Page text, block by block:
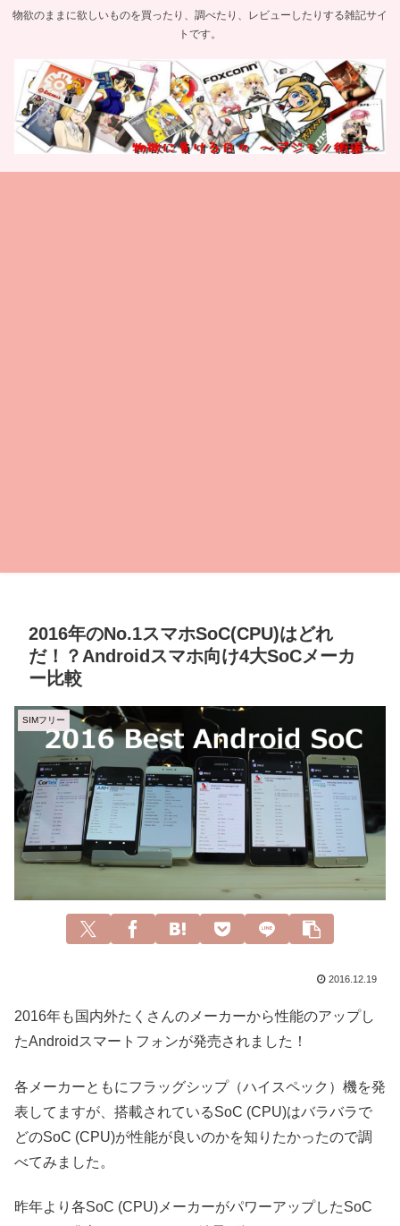
物欲のままに欲しいものを買ったり、調べたり、レビューしたりする雑記サイ
トです。
2016年のNo.1スマホSoC(CPU)はどれ
だ！？Androidスマホ向け4大SoCメーカ
ー比較
SIMフリー
2016.12.19
2016年も国内外たくさんのメーカーから性能のアップし
たAndroidスマートフォンが発売されました！
各メーカーともにフラッグシップ（ハイスペック）機を発
表してますが、搭載されているSoC (CPU)はバラバラで
どのSoC (CPU)が性能が良いのかを知りたかったので調
べてみました。
昨年より各SoC (CPU)メーカーがパワーアップしたSoC